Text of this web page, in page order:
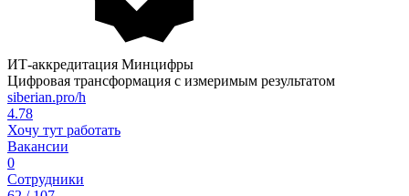
ИТ-аккредитация Минцифры
Цифровая трансформация с измеримым результатом
siberian.pro/h
4.78
Хочу тут работать
Вакансии
0
Сотрудники